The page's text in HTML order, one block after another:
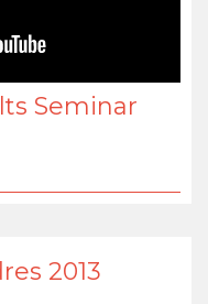
Seminar
2013